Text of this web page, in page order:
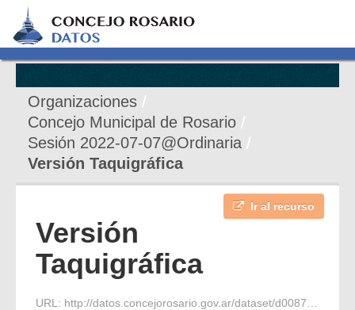
Organizaciones
Concejo Municipal de Rosario
Sesión 2022-07-07@Ordinaria
Versión Taquigráfica
Ir al recurso
Versión
Taquigráfica
URL: http://datos.concejorosario.gov.ar/dataset/d0087e27-aa19-4ae9-bba7-486af20089e3/resource/bf295cf7-340a-463c-b944-c2c76638a18d/download/2022-07-07-s-ordinaria-10-periodo-1-vt.pdf